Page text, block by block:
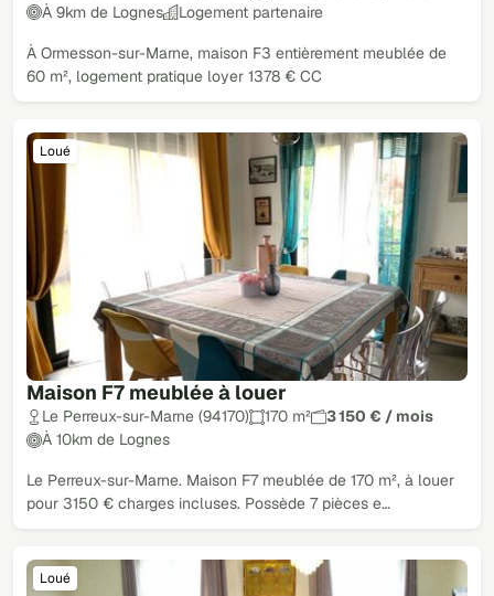
À 9km de Lognes
Logement partenaire
À Ormesson-sur-Marne, maison F3 entièrement meublée de
60 m², logement pratique loyer 1378 € CC
Maison F7 meublée à louer
Loué
Le Perreux-sur-Marne (94170) 170 m²
3 150 € / mois
À 10km de Lognes
Le Perreux-sur-Marne. Maison F7 meublée de 170 m², à louer
pour 3150 € charges incluses. Possède 7 pièces e…
Loué